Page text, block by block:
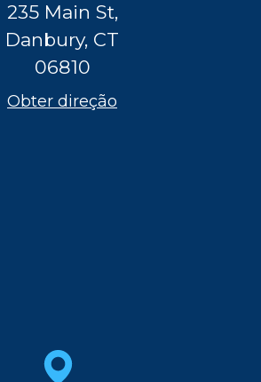
235 Main St,
Danbury, CT
06810
Obter direção